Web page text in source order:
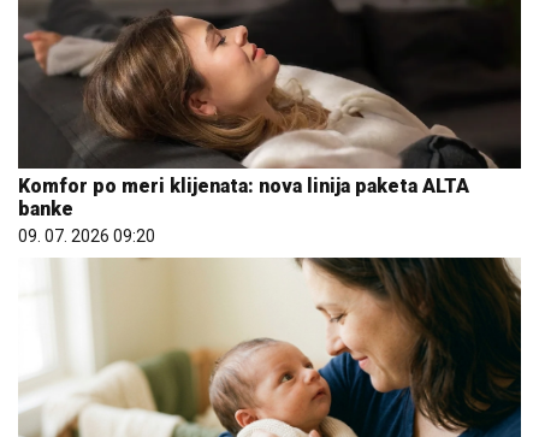
Komfor po meri klijenata: nova linija paketa ALTA
banke
09. 07. 2026 09:20